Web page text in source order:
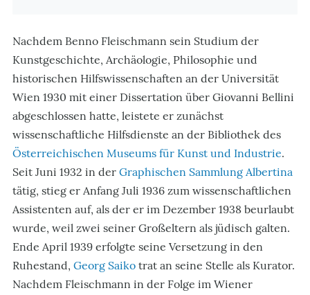
Nachdem Benno Fleischmann sein Studium der
Kunstgeschichte, Archäologie, Philosophie und
historischen Hilfswissenschaften an der Universität
Wien 1930 mit einer Dissertation über Giovanni Bellini
abgeschlossen hatte, leistete er zunächst
wissenschaftliche Hilfsdienste an der Bibliothek des
Österreichischen Museums für Kunst und Industrie.
Seit Juni 1932 in der Graphischen Sammlung Albertina
tätig, stieg er Anfang Juli 1936 zum wissenschaftlichen
Assistenten auf, als der er im Dezember 1938 beurlaubt
wurde, weil zwei seiner Großeltern als jüdisch galten.
Ende April 1939 erfolgte seine Versetzung in den
Ruhestand, Georg Saiko trat an seine Stelle als Kurator.
Nachdem Fleischmann in der Folge im Wiener